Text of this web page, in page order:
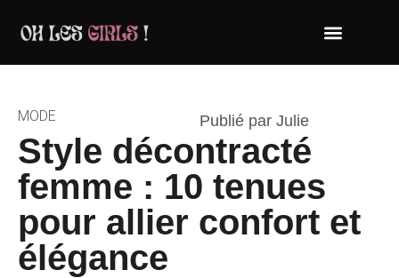
MODE Publié par Julie
Style décontracté
femme : 10 tenues
pour allier confort et
élégance